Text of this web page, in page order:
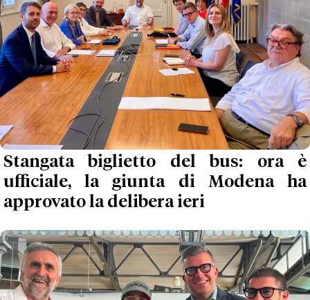
Stangata biglietto del bus: ora è
ufficiale, la giunta di Modena ha
approvato la delibera ieri